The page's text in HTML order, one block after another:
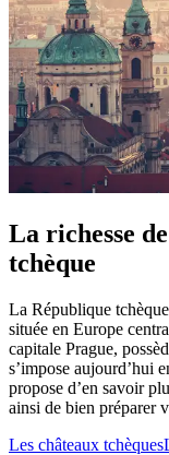
La richesse
tchèque
La République
située en Europe
capitale Prague,
s’impose aujourd’hui
propose d’en savoir
ainsi de bien préparer
Les châteaux tchèques